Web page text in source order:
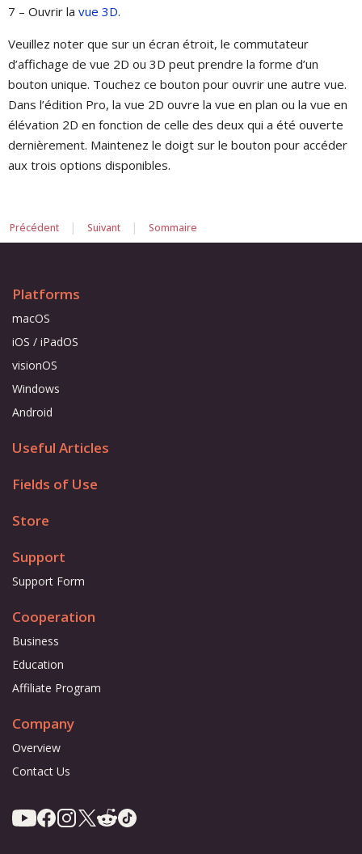
7 – Ouvrir la vue 3D.
Veuillez noter que sur un écran étroit, le commutateur
d’affichage de vue 2D ou 3D peut prendre la forme d’un
bouton unique. Touchez ce bouton pour ouvrir une autre vue.
Dans l’édition Pro, la vue 2D ouvre la vue en plan ou la vue en
élévation 2D en fonction de celle des deux qui a été ouverte
dernièrement. Maintenez le doigt sur le bouton pour accéder
aux trois options disponibles.
Précédent | Suivant | Sommaire
Platforms
macOS
iOS / iPadOS
visionOS
Windows
Android
Useful Articles
Fields of Use
Store
Support
Support Form
Cooperation
Business
Education
Affiliate Program
Company
Overview
Contact Us